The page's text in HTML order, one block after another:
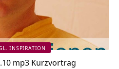
INSPIRATION
mp3 Kurzvortrag